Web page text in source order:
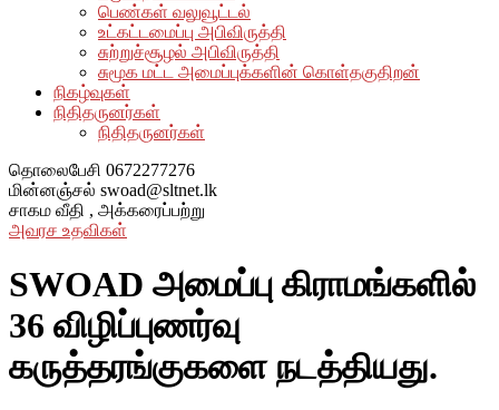
பெண்கள் வலுவூட்டல்
உட்கட்டமைப்பு அபிவிருத்தி
சுற்றுச்சூழல் அபிவிருத்தி
சுமூக மட்ட அமைப்புக்களின் கொள்தகுதிறன்
நிகழ்வுகள்
நிதிதருனர்கள்
நிதிதருனர்கள்
தொலைபேசி 0672277276
மின்னஞ்சல் swoad@sltnet.lk
சாகம வீதி , அக்கரைப்பற்று
அவரச உதவிகள்
SWOAD அமைப்பு கிராமங்களில்
36 விழிப்புணர்வு
கருத்தரங்குகளை நடத்தியது.